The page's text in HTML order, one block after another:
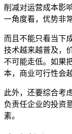
削减对运营成本影
一角度看，优势非
而且不能只看当下
技术越来越普及，
不可能走低。如果
本，商业可行性会
此外，还要综合考
负责任企业的投资
素。